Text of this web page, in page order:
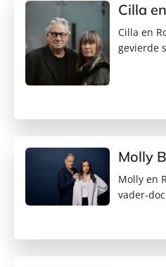
Cilla
Cilla en
gevierde
Molly
Molly en
vader-